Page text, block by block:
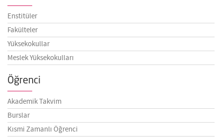
Enstitüler
Fakülteler
Yüksekokullar
Meslek Yüksekokulları
Öğrenci
Akademik Takvim
Burslar
Kısmi Zamanlı Öğrenci